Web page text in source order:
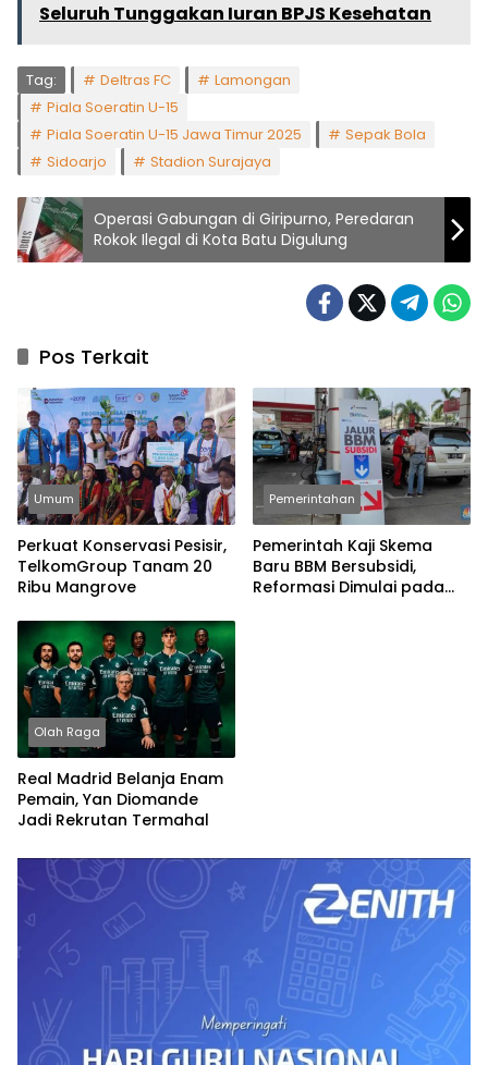
Seluruh Tunggakan Iuran BPJS Kesehatan
Tag: Deltras FC
Lamongan
Piala Soeratin U-15
Piala Soeratin U-15 Jawa Timur 2025
Sepak Bola
Sidoarjo
Stadion Surajaya
Operasi Gabungan di Giripurno, Peredaran
Rokok Ilegal di Kota Batu Digulung
Pos Terkait
Umum
Perkuat Konservasi Pesisir,
TelkomGroup Tanam 20
Ribu Mangrove
Pemerintahan
Pemerintah Kaji Skema
Baru BBM Bersubsidi,
Reformasi Dimulai pada
Olah Raga
Real Madrid Belanja Enam
Pemain, Yan Diomande
Jadi Rekrutan Termahal